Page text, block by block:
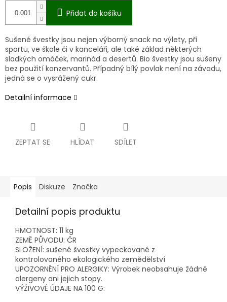
Přidat do košíku
Sušené švestky jsou nejen výborný snack na výlety, při
sportu, ve škole či v kanceláři, ale také základ některých
sladkých omáček, marinád a desertů. Bio švestky jsou sušeny
bez použití konzervantů. Případný bílý povlak není na závadu,
jedná se o vysrážený cukr.
Detailní informace
ZEPTAT SE HLÍDAT SDÍLET
Popis Diskuze Značka
Detailní popis produktu
HMOTNOST: 11 kg
ZEMĚ PŮVODU: ČR
SLOŽENÍ: sušené švestky vypeckované z
kontrolovaného ekologického zemědělství
UPOZORNĚNÍ PRO ALERGIKY: Výrobek neobsahuje žádné
alergeny ani jejich stopy.
VÝŽIVOVÉ ÚDAJE NA 100 G: